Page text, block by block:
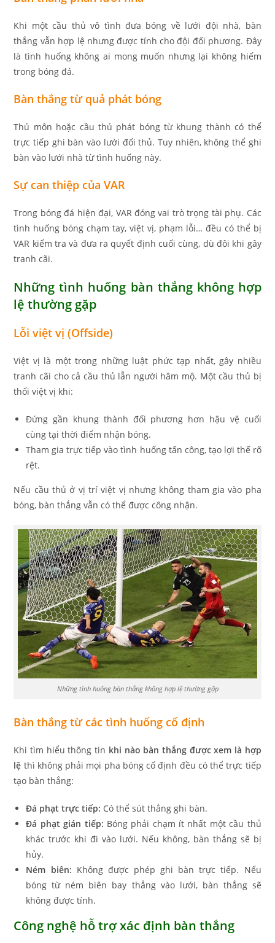
Khi một cầu thủ vô tình đưa bóng về lưới đội nhà, bàn
thắng vẫn hợp lệ nhưng được tính cho đội đối phương. Đây
là tình huống không ai mong muốn nhưng lại không hiếm
trong bóng đá.
Bàn thắng từ quả phát bóng
Thủ môn hoặc cầu thủ phát bóng từ khung thành có thể
trực tiếp ghi bàn vào lưới đối thủ. Tuy nhiên, không thể ghi
bàn vào lưới nhà từ tình huống này.
Sự can thiệp của VAR
Trong bóng đá hiện đại, VAR đóng vai trò trọng tài phụ. Các
tình huống bóng chạm tay, việt vị, phạm lỗi… đều có thể bị
VAR kiểm tra và đưa ra quyết định cuối cùng, dù đôi khi gây
tranh cãi.
Những tình huống bàn thắng không hợp
lệ thường gặp
Lỗi việt vị (Offside)
Việt vị là một trong những luật phức tạp nhất, gây nhiều
tranh cãi cho cả cầu thủ lẫn người hâm mộ. Một cầu thủ bị
thổi việt vị khi:
Đứng gần khung thành đối phương hơn hậu vệ cuối
cùng tại thời điểm nhận bóng.
Tham gia trực tiếp vào tình huống tấn công, tạo lợi thế rõ
rệt.
Nếu cầu thủ ở vị trí việt vị nhưng không tham gia vào pha
bóng, bàn thắng vẫn có thể được công nhận.
Những tình huống bàn thắng không hợp lệ thường gặp
Bàn thắng từ các tình huống cố định
Khi tìm hiểu thông tin khi nào bàn thắng được xem là hợp
lệ thì không phải mọi pha bóng cố định đều có thể trực tiếp
tạo bàn thắng:
Đá phạt trực tiếp: Có thể sút thẳng ghi bàn.
Đá phạt gián tiếp: Bóng phải chạm ít nhất một cầu thủ
khác trước khi đi vào lưới. Nếu không, bàn thắng sẽ bị
hủy.
Ném biên: Không được phép ghi bàn trực tiếp. Nếu
bóng từ ném biên bay thẳng vào lưới, bàn thắng sẽ
không được tính.
Công nghệ hỗ trợ xác định bàn thắng